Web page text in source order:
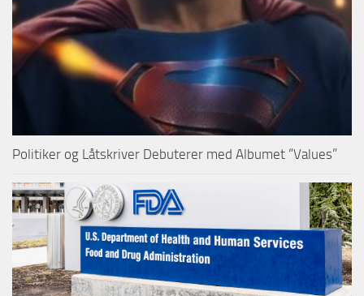
Politiker og Låtskriver Debuterer med Albumet “Values”